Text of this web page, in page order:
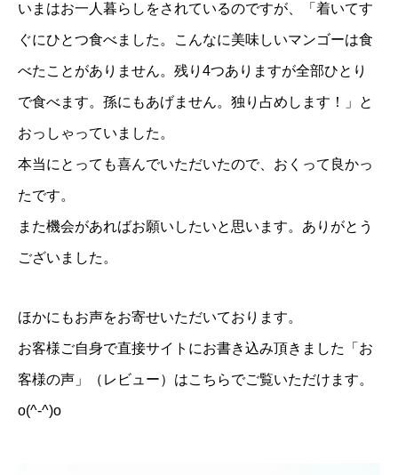
いまはお一人暮らしをされているのですが、「着いてす
ぐにひとつ食べました。こんなに美味しいマンゴーは食
べたことがありません。残り4つありますが全部ひとり
で食べます。孫にもあげません。独り占めします！」と
おっしゃっていました。
本当にとっても喜んでいただいたので、おくって良かっ
たです。
また機会があればお願いしたいと思います。ありがとう
ございました。
ほかにもお声をお寄せいただいております。
お客様ご自身で直接サイトにお書き込み頂きました 「お
客様の声」（レビュー）はこちらでご覧いただけます。
o(^-^)o